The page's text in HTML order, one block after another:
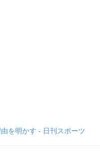
を明かす - 日刊スポーツ